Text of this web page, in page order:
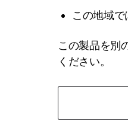
この地域で
この製品を別
ください。